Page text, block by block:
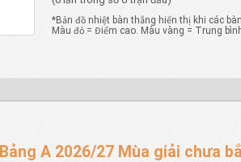
*Bản đồ nhiệt bàn thắng hiển thị khi các
Màu đỏ = Điểm cao. Màu vàng = Trung
A 2026/27 Mùa giải chưa